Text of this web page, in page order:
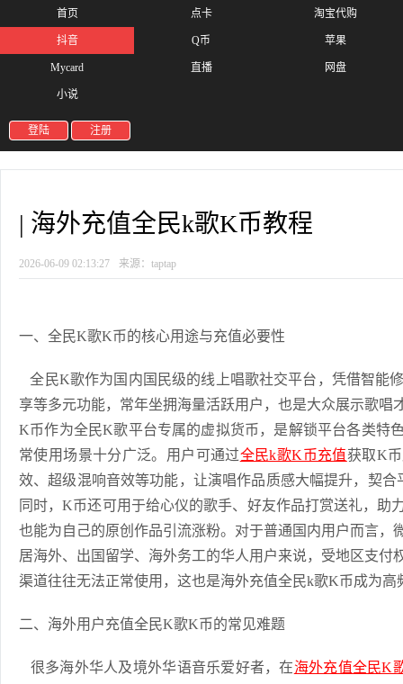
首页 点卡 淘宝代购
抖音 Q币 苹果
Mycard 直播 网盘
小说
登陆 注册
| 海外充值全民k歌K币教程
2026-06-09 02:13:27 来源：taptap
一、全民K歌K币的核心用途与充值必要性
全民K歌作为国内国民级的线上唱歌社交平台，凭借智能
享等多元功能，常年坐拥海量活跃用户，也是大众展示歌唱
K币作为全民K歌平台专属的虚拟货币，是解锁平台各类特
常使用场景十分广泛。用户可通过全民k歌K币充值获取K
效、超级混响音效等功能，让演唱作品质感大幅提升，契
同时，K币还可用于给心仪的歌手、好友作品打赏送礼，助
也能为自己的原创作品引流涨粉。对于普通国内用户而言，
居海外、出国留学、海外务工的华人用户来说，受地区支付
渠道往往无法正常使用，这也是海外充值全民k歌K币成为高
二、海外用户充值全民K歌K币的常见难题
很多海外华人及境外华语音乐爱好者，在海外充值全民K